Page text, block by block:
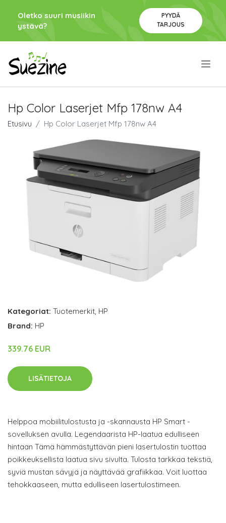
Oletko suuri musiikin
ystävä?
PYYDÄ
TARJOUS
Hp Color Laserjet Mfp 178nw A4
Etusivu Hp Color Laserjet Mfp 178nw A4
Kategoriat: Tuotemerkit HP
Brand: HP
339.76 EUR
LISÄTIETOJA
Helppoa mobiilitulostusta ja -skannausta HP Smart -
sovelluksen avulla. Legendaarista HP-laatua edulliseen
hintaan Tämä hämmästyttävän pieni lasertulostin tuottaa
poikkeuksellista laatua sivu sivulta. Tulosta tarkkaa tekstiä,
syviä mustan sävyjä ja näyttävää grafiikkaa. Voit luottaa
tehokkaaseen, mutta edulliseen lasertulostimeen.